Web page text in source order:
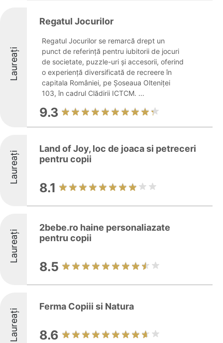
Laureați
Regatul Jocurilor
Regatul Jocurilor se remarcă drept un
punct de referință pentru iubitorii de jocuri
de societate, puzzle-uri și accesorii, oferind
o experiență diversificată de recreere în
capitala României, pe Șoseaua Olteniței
103, în cadrul Clădirii ICTCM. ...
9.3
Laureați
Land of Joy, loc de joaca si petreceri
pentru copii
8.1
Laureați
2bebe.ro haine personaliazate
pentru copii
8.5
Laureați
Ferma Copiii si Natura
8.6